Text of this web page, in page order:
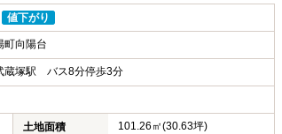
値下がり
町向陽台
蔵塚駅 バス8分停歩3分
土地面積 101.26㎡(30.63坪)